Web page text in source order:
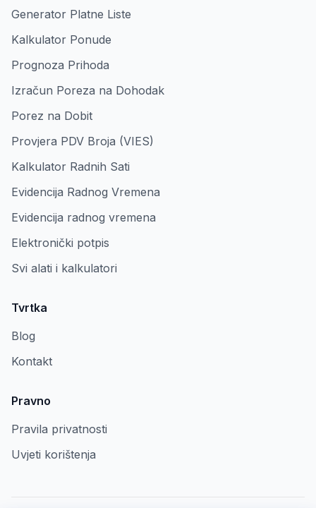
Generator Platne Liste
Kalkulator Ponude
Prognoza Prihoda
Izračun Poreza na Dohodak
Porez na Dobit
Provjera PDV Broja (VIES)
Kalkulator Radnih Sati
Evidencija Radnog Vremena
Evidencija radnog vremena
Elektronički potpis
Svi alati i kalkulatori
Tvrtka
Blog
Kontakt
Pravno
Pravila privatnosti
Uvjeti korištenja